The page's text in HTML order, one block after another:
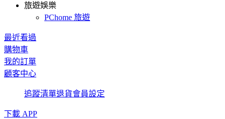
旅遊娛樂
PChome 旅遊
最近看過
購物車
我的訂單
顧客中心
追蹤清單退貨會員設定
下載 APP